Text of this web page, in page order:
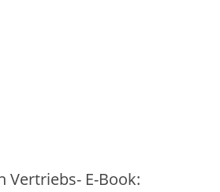
Vertriebs- E-Book: